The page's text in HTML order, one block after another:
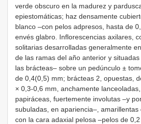
verde obscuro en la madurez y
epiestomáticas; haz densamente
blanco –con pelos adpresos, hasta de
envés glabro. Inflorescencias axilares,
solitarias desarrolladas generalmente
de las ramas del año anterior y
las brácteas– sobre un pedúnculo ±
de 0,4(0,5) mm; brácteas 2, opuestas,
× 0,3-0,6 mm, anchamente
papiráceas, fuertemente involutas –y
subuladas, en apariencia–, amarillentas
con la cara adaxial pelosa –pelos de